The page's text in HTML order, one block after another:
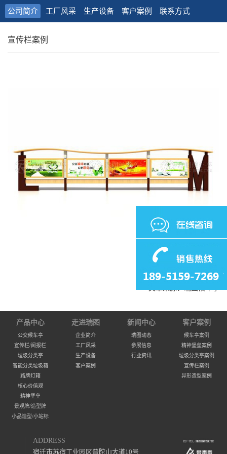
公司简介 工厂风采 生产设备 客户案例 联系方式
宣传栏案例
文章来源：瑞图候车亭
产品中心
公交候车亭
宣传栏/阅报栏
垃圾分类亭
智能分类垃圾箱
路牌灯箱
核心价值观
精神堡垒
景观牌/造型牌
小品造型/小站标
走进瑞图
企业简介
工厂风采
生产设备
客户案例
新闻中心
瑞图动态
参展信息
行业资讯
客户案例
候车亭案例
精神堡垒案例
垃圾分类亭案例
宣传栏案例
异形造型案例
ADDRESS
宿迁市苏宿工业园区普陀山大道10号